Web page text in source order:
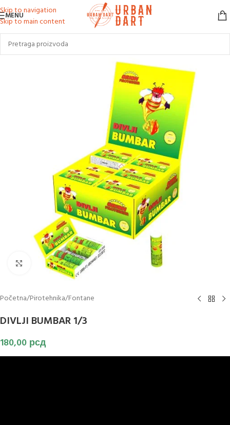
Skip to navigation
Skip to main content
MENU
Klikni za uvećanje slike
Početna/Pirotehnika/Fontane
DIVLJI BUMBAR 1/3
180,00 рсд